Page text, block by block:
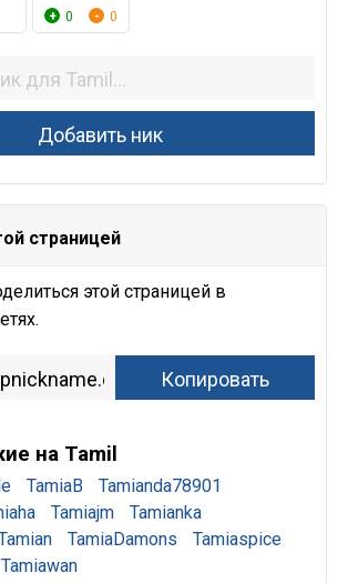
0 0
страницей
этой страницей в
на Tamil
TamiaB
Tamianda78901
Tamiajm
Tamianka
TamiaDamons
Tamiaspice
Tamiawan